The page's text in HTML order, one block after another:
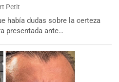
Petit
había dudas sobre la certeza
presentada ante…